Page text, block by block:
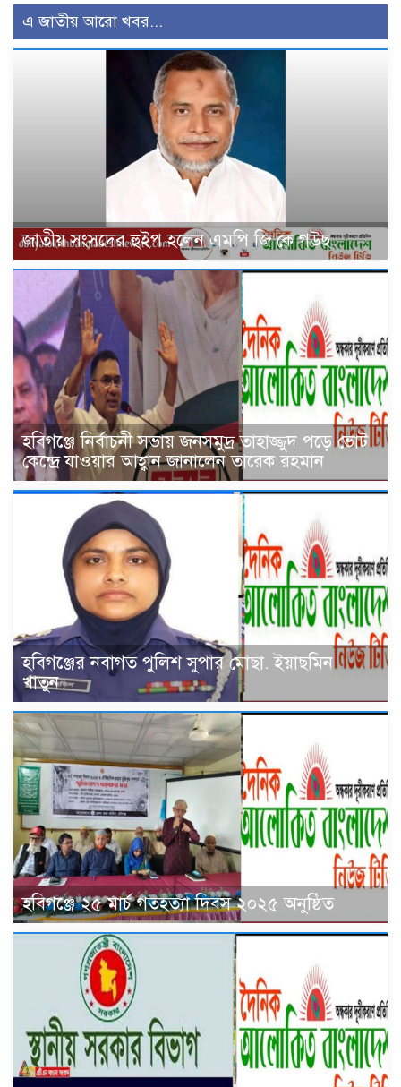
এ জাতীয় আরো খবর...
জাতীয় সংসদের হুইপ হলেন এমপি জি কে গউছ
হবিগঞ্জে নির্বাচনী সভায় জনসমুদ্র তাহাজ্জুদ পড়ে ভোট
কেন্দ্রে যাওয়ার আহ্বান জানালেন তারেক রহমান
হবিগঞ্জের নবাগত পুলিশ সুপার মোছা. ইয়াছমিন
খাতুন।
হবিগঞ্জে ২৫ মার্চ গতহত্যা দিবস ২০২৫ অনুষ্ঠিত